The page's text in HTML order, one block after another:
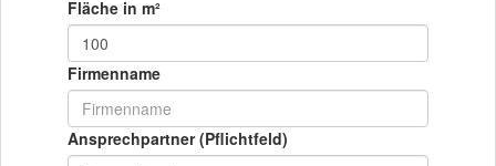
Fläche in m²
Firmenname
Ansprechpartner (Pflichtfeld)